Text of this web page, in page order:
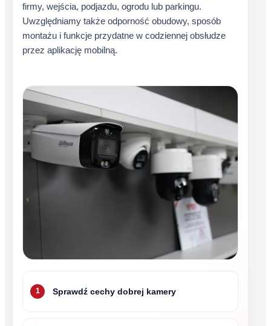
firmy, wejścia, podjazdu, ogrodu lub parkingu.
Uwzględniamy także odporność obudowy, sposób
montażu i funkcje przydatne w codziennej obsłudze
przez aplikację mobilną.
1 Sprawdź cechy dobrej kamery